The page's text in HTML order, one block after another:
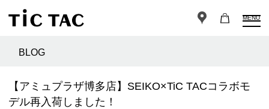
MENU
BLOG
【アミュプラザ博多店】SEIKO×TiC TACコラボモ
デル再入荷しました！